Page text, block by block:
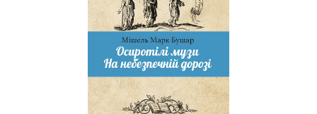
Енциклопедії, довідники, словники (55)
Подарункові сертифікати (1)